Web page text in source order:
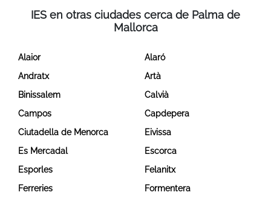
IES en otras ciudades cerca de Palma de
Mallorca
Alaior
Alaró
Andratx
Artà
Binissalem
Calvià
Campos
Capdepera
Ciutadella de Menorca
Eivissa
Es Mercadal
Escorca
Esporles
Felanitx
Ferreries
Formentera